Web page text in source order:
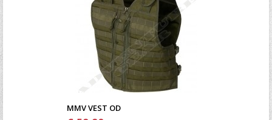
MMV VEST OD